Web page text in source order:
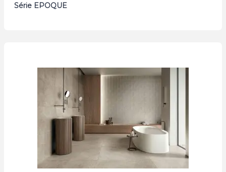
Série EPOQUE